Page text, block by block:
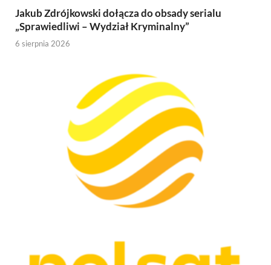
Jakub Zdrójkowski dołącza do obsady serialu
„Sprawiedliwi – Wydział Kryminalny”
6 sierpnia 2026